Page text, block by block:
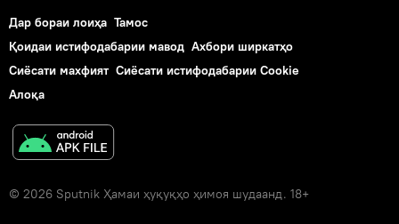
Дар бораи лоиҳа Тамос
Қоидаи истифодабарии мавод Ахбори ширкатҳо
Сиёсати махфият Сиёсати истифодабарии Cookie
Алоқа
© 2026 Sputnik Ҳамаи ҳуқуқҳо ҳимоя шудаанд. 18+